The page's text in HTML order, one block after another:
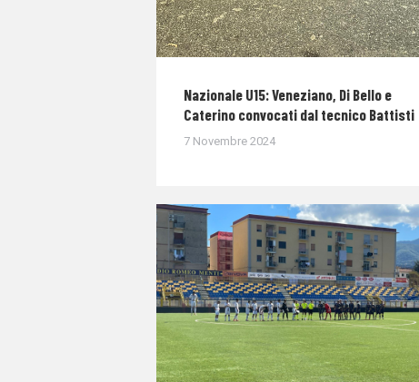
Nazionale U15: Veneziano, Di Bello e
Caterino convocati dal tecnico Battisti
7 Novembre 2024